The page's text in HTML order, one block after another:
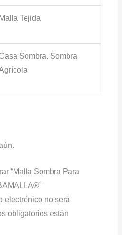
Malla Tejida
Casa Sombra, Sombra
“Malla Sombra Para
electrónico no será
obligatorios están